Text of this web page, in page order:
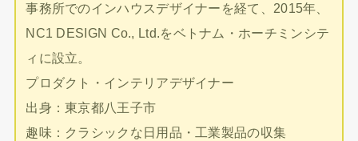
事務所でのインハウスデザイナーを経て、2015年、
NC1 DESIGN Co., Ltd.をベトナム・ホーチミンシテ
ィに設立。
プロダクト・インテリアデザイナー
出身：東京都八王子市
趣味：クラシックな日用品・工業製品の収集